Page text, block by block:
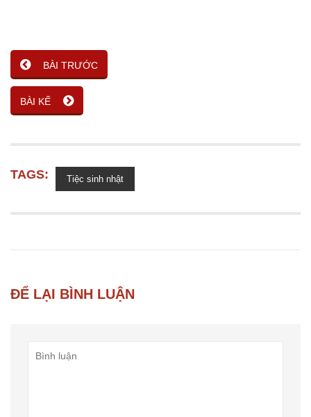
BÀI TRƯỚC
BÀI KẾ
TAGS: Tiệc sinh nhật
ĐỂ LẠI BÌNH LUẬN